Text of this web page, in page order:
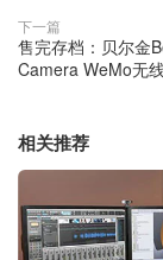
下一篇
售完存档：贝尔金
Camera WeMo无
相关推荐